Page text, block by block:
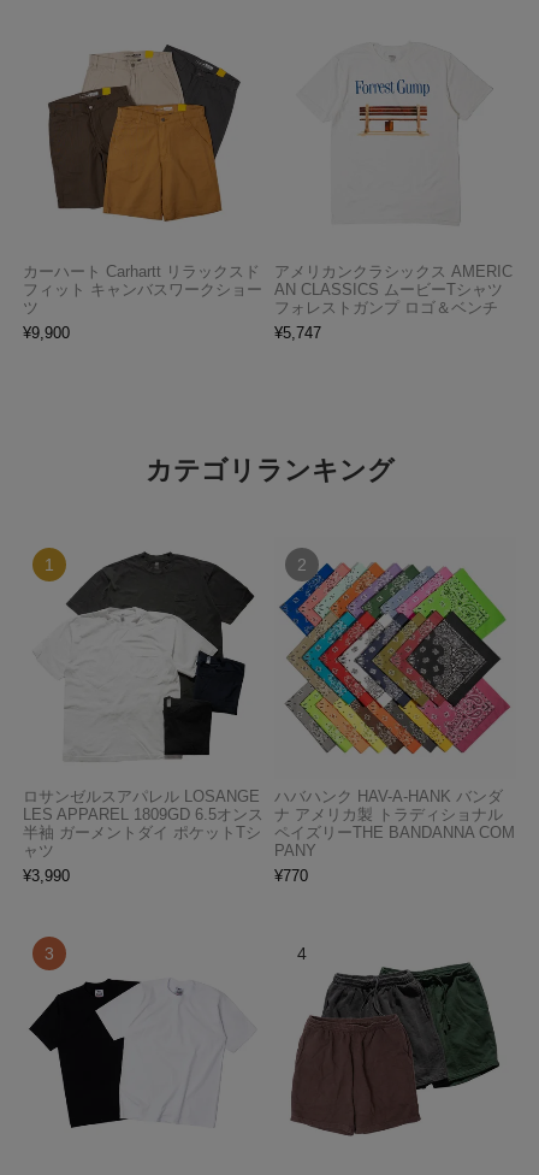
カーハート Carhartt リラックスド
フィット キャンバスワークショー
ツ
¥9,900
アメリカンクラシックス AMERIC
AN CLASSICS ムービーTシャツ
フォレストガンプ ロゴ＆ベンチ
¥5,747
カテゴリランキング
ロサンゼルスアパレル LOSANGE
LES APPAREL 1809GD 6.5オンス
半袖 ガーメントダイ ポケットTシ
ャツ
¥3,990
ハバハンク HAV-A-HANK バンダ
ナ アメリカ製 トラディショナル
ペイズリーTHE BANDANNA COM
PANY
¥770